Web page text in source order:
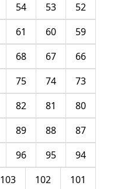
52
53
54
59
60
61
66
67
68
73
74
75
80
81
82
87
88
89
94
95
96
101
102
103